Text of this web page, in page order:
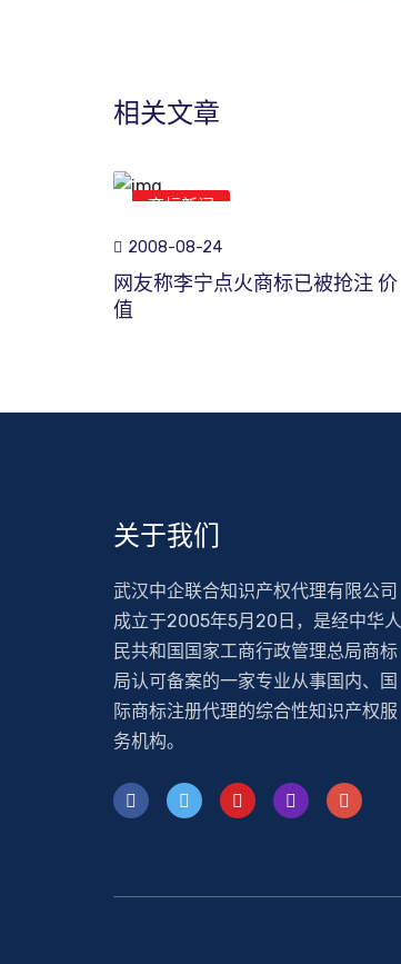
相关文章
商标新闻
2008-08-24
网友称李宁点火商标已被抢注 价
值
关于我们
武汉中企联合知识产权代理有限公司
成立于2005年5月20日，是经中华人
民共和国国家工商行政管理总局商标
局认可备案的一家专业从事国内、国
际商标注册代理的综合性知识产权服
务机构。